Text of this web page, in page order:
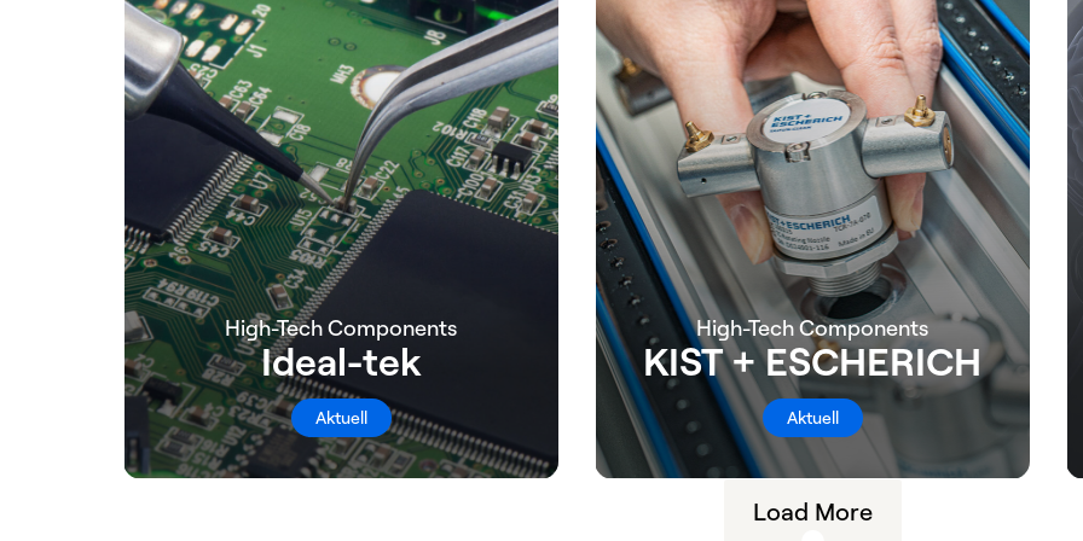
High-Tech Components
Ideal-tek
Aktuell
High-Tech Components
KIST + ESCHERICH
Aktuell
Load More